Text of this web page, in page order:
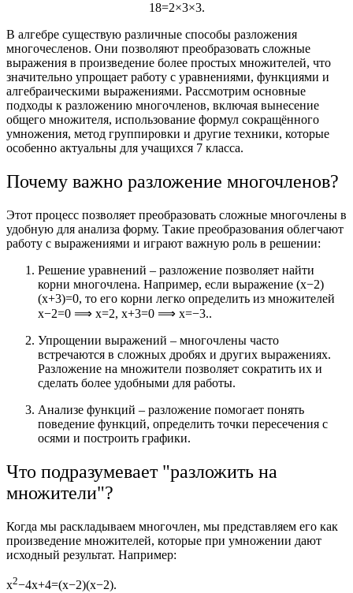
18=2×3×3.
В алгебре существую различные способы разложения
многочесленов. Они позволяют преобразовать сложные
выражения в произведение более простых множителей, что
значительно упрощает работу с уравнениями, функциями и
алгебраическими выражениями. Рассмотрим основные
подходы к разложению многочленов, включая вынесение
общего множителя, использование формул сокращённого
умножения, метод группировки и другие техники, которые
особенно актуальны для учащихся 7 класса.
Почему важно разложение многочленов?
Этот процесс позволяет преобразовать сложные многочлены в
удобную для анализа форму. Такие преобразования облегчают
работу с выражениями и играют важную роль в решении:
Решение уравнений – разложение позволяет найти
корни многочлена. Например, если выражение (x−2)
(x+3)=0, то его корни легко определить из множителей
x−2=0 ⟹ x=2, x+3=0 ⟹ x=−3..
Упрощении выражений – многочлены часто
встречаются в сложных дробях и других выражениях.
Разложение на множители позволяет сократить их и
сделать более удобными для работы.
Анализе функций – разложение помогает понять
поведение функций, определить точки пересечения с
осями и построить графики.
Что подразумевает "разложить на
множители"?
Когда мы раскладываем многочлен, мы представляем его как
произведение множителей, которые при умножении дают
исходный результат. Например:
x2−4x+4=(x−2)(x−2).